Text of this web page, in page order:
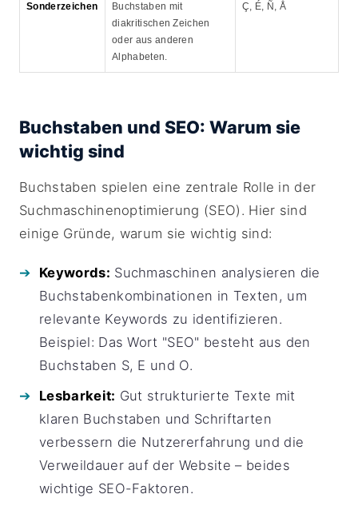
Sonderzeichen
Buchstaben mit
diakritischen Zeichen
oder aus anderen
Alphabeten.
Ç, É, Ñ, Å
Buchstaben und SEO: Warum sie
wichtig sind
Buchstaben spielen eine zentrale Rolle in der
Suchmaschinenoptimierung (SEO). Hier sind
einige Gründe, warum sie wichtig sind:
Keywords: Suchmaschinen analysieren die
Buchstabenkombinationen in Texten, um
relevante Keywords zu identifizieren.
Beispiel: Das Wort "SEO" besteht aus den
Buchstaben S, E und O.
Lesbarkeit: Gut strukturierte Texte mit
klaren Buchstaben und Schriftarten
verbessern die Nutzererfahrung und die
Verweildauer auf der Website – beides
wichtige SEO-Faktoren.